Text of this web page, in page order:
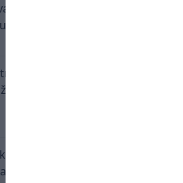
obrat Interu Miami, pri
strelil dva góly
láka! Slovan hlási na
viac ako 13-tisíc predaných
súboj pre Borbélyho,
potiahol Fenerbahce